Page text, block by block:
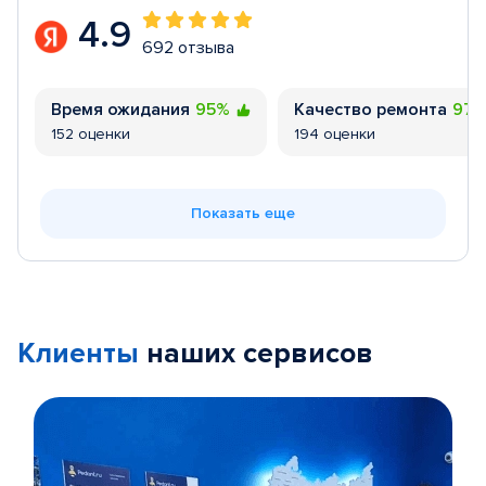
4.9 692 отзыва
Время ожидания 95%
152 оценки
Качество ремонта
194 оценки
Показать еще
Клиенты наших сервисов